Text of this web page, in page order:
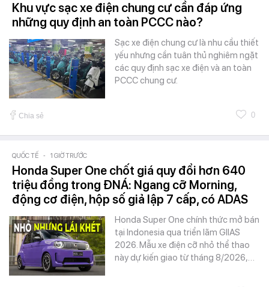
Khu vực sạc xe điện chung cư cần đáp ứng
những quy định an toàn PCCC nào?
Sạc xe điện chung cư là nhu cầu thiết
yếu nhưng cần tuân thủ nghiêm ngặt
các quy định sạc xe điện và an toàn
PCCC chung cư.
Chia sẻ 0
QUỐC TẾ - 1 GIỜ TRƯỚC
Honda Super One chốt giá quy đổi hơn 640
triệu đồng trong ĐNÁ: Ngang cỡ Morning,
động cơ điện, hộp số giả lập 7 cấp, có ADAS
Honda Super One chính thức mở bán
tại Indonesia qua triển lãm GIIAS
2026. Mẫu xe điện cỡ nhỏ thể thao
này dự kiến giao từ tháng 8/2026,…